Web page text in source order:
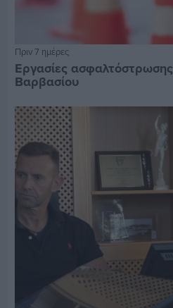
Πριν 7 ημέρες
Εργασίες
Βαρβασίου